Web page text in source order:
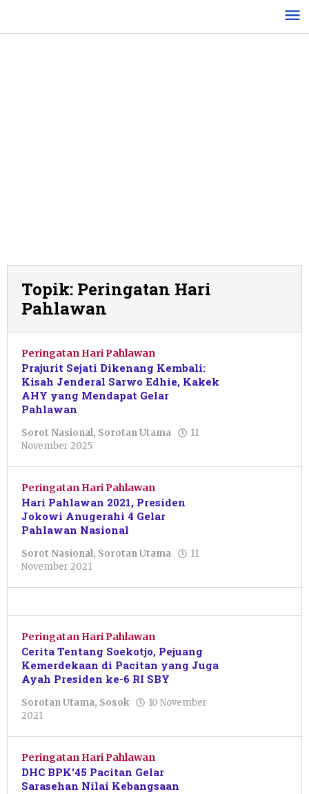
konten
Topik: Peringatan Hari
Pahlawan
Peringatan Hari Pahlawan
Prajurit Sejati Dikenang Kembali:
Kisah Jenderal Sarwo Edhie, Kakek
AHY yang Mendapat Gelar
Pahlawan
Sorot Nasional, Sorotan Utama
11
November 2025
Peringatan Hari Pahlawan
Hari Pahlawan 2021, Presiden
Jokowi Anugerahi 4 Gelar
Pahlawan Nasional
Sorot Nasional, Sorotan Utama
11
November 2021
Peringatan Hari Pahlawan
Cerita Tentang Soekotjo, Pejuang
Kemerdekaan di Pacitan yang Juga
Ayah Presiden ke-6 RI SBY
Sorotan Utama, Sosok
10 November
2021
Peringatan Hari Pahlawan
DHC BPK’45 Pacitan Gelar
Sarasehan Nilai Kebangsaan